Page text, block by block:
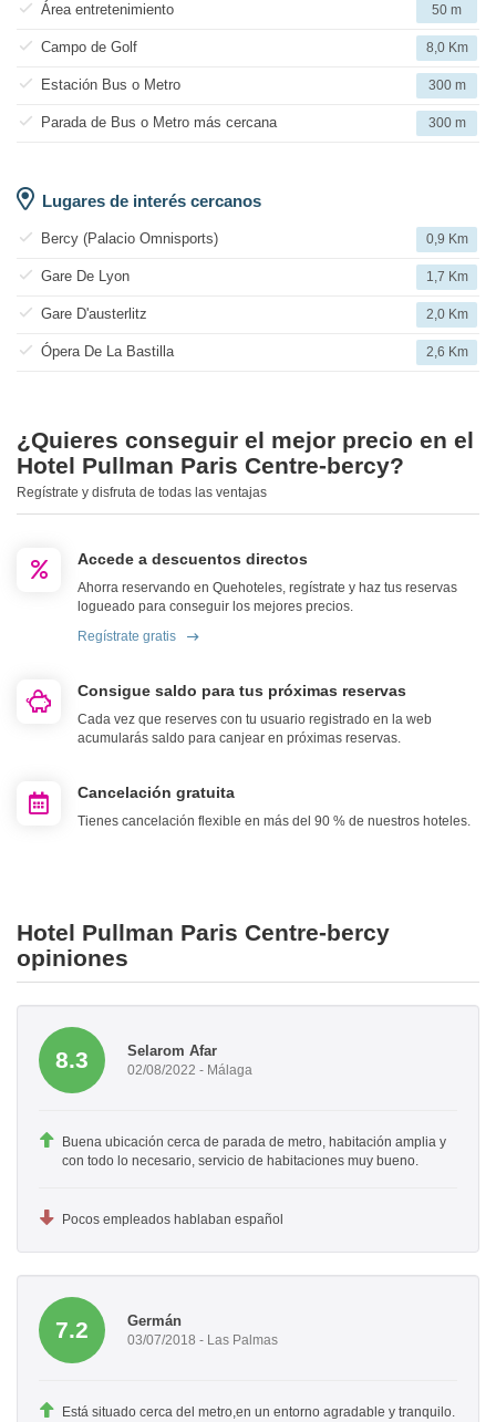
Área entretenimiento 50 m
Campo de Golf 8,0 Km
Estación Bus o Metro 300 m
Parada de Bus o Metro más cercana 300 m
Lugares de interés cercanos
Bercy (Palacio Omnisports) 0,9 Km
Gare De Lyon 1,7 Km
Gare D'austerlitz 2,0 Km
Ópera De La Bastilla 2,6 Km
¿Quieres conseguir el mejor precio en el
Hotel Pullman Paris Centre-bercy?
Regístrate y disfruta de todas las ventajas
Accede a descuentos directos
Ahorra reservando en Quehoteles, regístrate y haz tus reservas
logueado para conseguir los mejores precios.
Regístrate gratis
Consigue saldo para tus próximas reservas
Cada vez que reserves con tu usuario registrado en la web
acumularás saldo para canjear en próximas reservas.
Cancelación gratuita
Tienes cancelación flexible en más del 90 % de nuestros hoteles.
Hotel Pullman Paris Centre-bercy
opiniones
8.3 Selarom Afar
02/08/2022 - Málaga
Buena ubicación cerca de parada de metro, habitación amplia y
con todo lo necesario, servicio de habitaciones muy bueno.
Pocos empleados hablaban español
7.2 Germán
03/07/2018 - Las Palmas
Está situado cerca del metro,en un entorno agradable y tranquilo.